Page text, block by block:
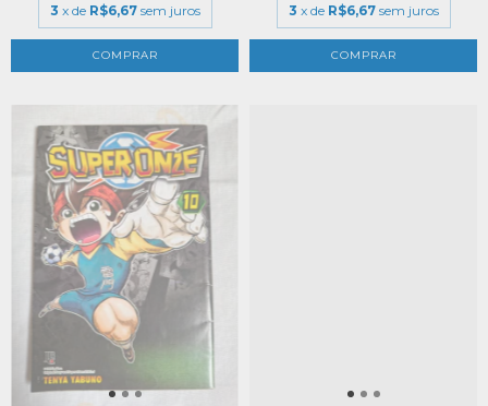
3 x de R$6,67 sem juros 3 x de R$6,67 sem juros